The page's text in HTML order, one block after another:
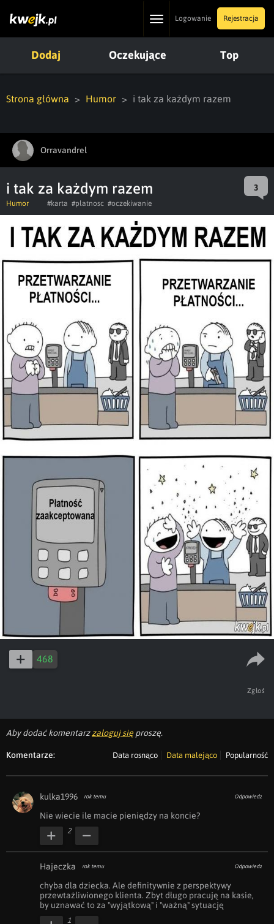
ToggleLogowanie Rejestracja
Dodaj Oczekujące Top
Strona główna Humor i tak za każdym razem
Orravandrel
i tak za każdym razem 3
Humor #karta #platnosc #oczekiwanie
468
Zgłoś
Aby dodać komentarzzaloguj się proszę.
Komentarze: Data rosnąco Data malejąco Popularność
kulka1996 rok temu Odpowiedz
Nie wiecie ile macie pieniędzy na koncie?
2
Hajeczka rok temu Odpowiedz
chyba dla dziecka. Ale definitywnie z perspektywy
przewtażliwionego klienta. Zbyt długo pracuję na kasie,
by uznawać to za "wyjątkową" i "ważną" sytuację
1